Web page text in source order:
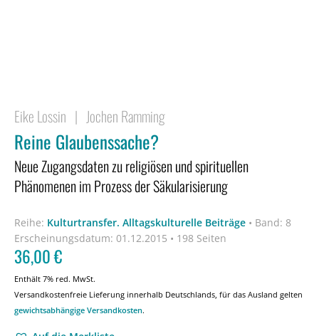
Eike Lossin | Jochen Ramming
Reine Glaubenssache?
Neue Zugangsdaten zu religiösen und spirituellen
Phänomenen im Prozess der Säkularisierung
Reihe: Kulturtransfer. Alltagskulturelle Beiträge • Band: 8
Erscheinungsdatum: 01.12.2015 • 198 Seiten
36,00€
Enthält 7% red. MwSt.
Versandkostenfreie Lieferung innerhalb Deutschlands, für das Ausland gelten
gewichtsabhängige Versandkosten.